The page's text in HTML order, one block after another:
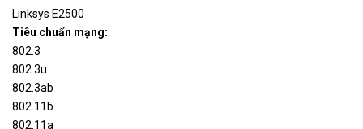
RE7000
RE4100W
RE3000W
Linksys E2500
Tiêu chuẩn mạng:
802.3
802.3u
802.3ab
802.11b
802.11a